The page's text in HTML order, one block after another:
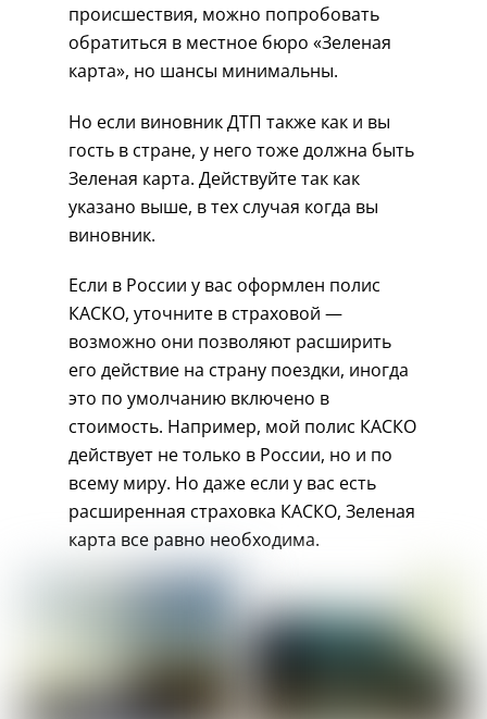
происшествия, можно попробовать
обратиться в местное бюро «Зеленая
карта», но шансы минимальны.
Но если виновник ДТП также как и вы
гость в стране, у него тоже должна быть
Зеленая карта. Действуйте так как
указано выше, в тех случая когда вы
виновник.
Если в России у вас оформлен полис
КАСКО, уточните в страховой —
возможно они позволяют расширить
его действие на страну поездки, иногда
это по умолчанию включено в
стоимость. Например, мой полис КАСКО
действует не только в России, но и по
всему миру. Но даже если у вас есть
расширенная страховка КАСКО, Зеленая
карта все равно необходима.